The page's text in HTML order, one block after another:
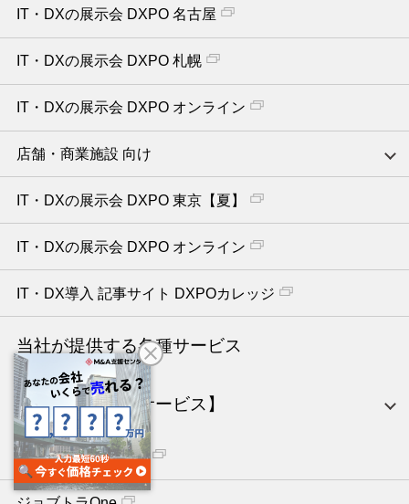
IT・DXの展示会 DXPO 名古屋
IT・DXの展示会 DXPO 札幌
IT・DXの展示会 DXPO オンライン
店舗・商業施設 向け
IT・DXの展示会 DXPO 東京【夏】
IT・DXの展示会 DXPO オンライン
IT・DX導入 記事サイト DXPOカレッジ
当社が提供する各種サービス
【人材採用支援サービス】
ジョブトラ就活ゼミ